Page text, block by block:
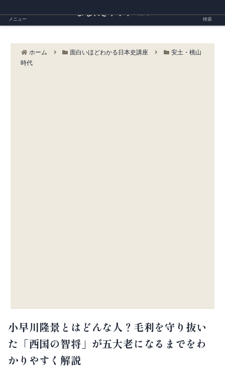
ホーム 面白いほどわかる日本史講座
安土・桃山
時代
小早川隆景とはどんな人？毛利を守り抜い
た「西国の智将」が五大老になるまでをわ
かりやすく解説
メニュー 検索